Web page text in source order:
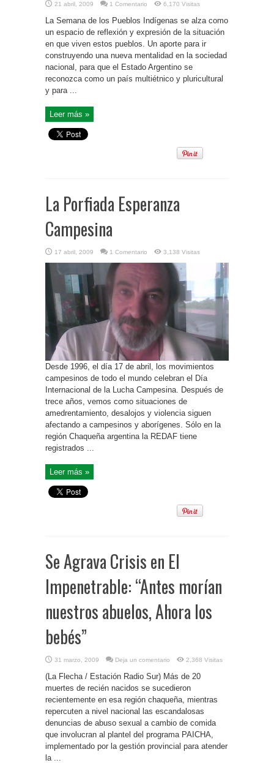
21 abril, 2009 1 Comentario 6,170 Visitas
La Semana de los Pueblos Indígenas se alza como
un espacio de reflexión y expresión de la situación
en que viven estos pueblos. Un aporte para ir
construyendo una nueva mentalidad en la sociedad
nacional, para que el Estado Argentino se
reconozca como un país multiétnico y pluricultural
y para ...
Leer más »
La Porfiada Esperanza
Campesina
17 abril, 2009 1 Comentario 3,138 Visitas
Desde 1996, el día 17 de abril, los movimientos
campesinos de todo el mundo celebran el Día
Internacional de la Lucha Campesina. Después de
trece años, vemos como situaciones de
amedrentamiento, desalojos y violencia siguen
afectando a campesinos y aborígenes. Sólo en la
región Chaqueña argentina la REDAF tiene
registrados ...
Leer más »
Se Agrava Crisis en El
Impenetrable: “Antes morían
nuestros abuelos, Ahora los
bebés”
31 marzo, 2009 Deja un comentario 2,368 Visitas
(La Flecha / Estación Radio Sur) Más de 20
muertes de recién nacidos se sucedieron
recientemente en esa región chaqueña, mientras
repercuten a nivel nacional las escandalosas
denuncias de abuso sexual a cambio de comida
que involucran al plantel del programa PAICHA,
implementado por la gestión provincial para atender
la ...